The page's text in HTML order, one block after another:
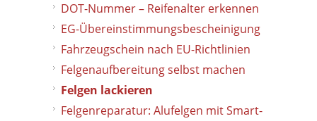
DOT-Nummer – Reifenalter erkennen
EG-Übereinstimmungsbescheinigung
Fahrzeugschein nach EU-Richtlinien
Felgenaufbereitung selbst machen
Felgen lackieren
Felgenreparatur: Alufelgen mit Smart-